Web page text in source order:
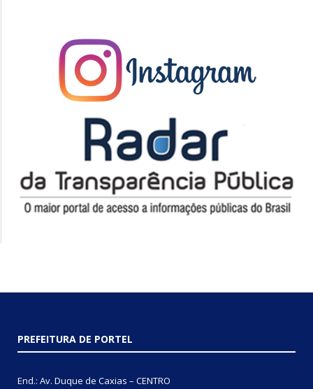
PREFEITURA DE PORTEL
End.: Av. Duque de Caxias – CENTRO